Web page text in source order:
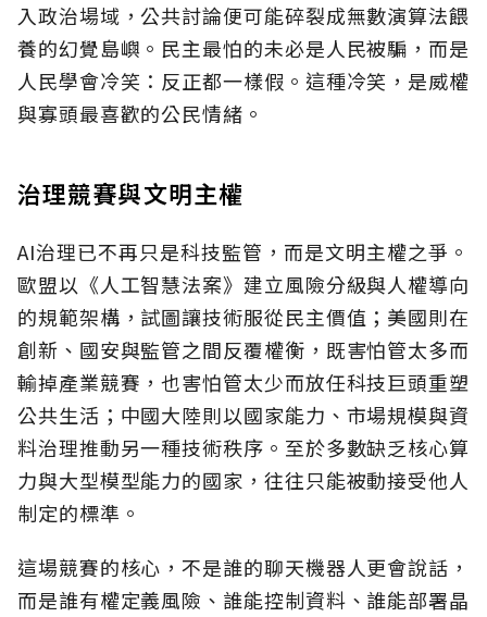
入政治場域，公共討論便可能碎裂成無數演算法餵
養的幻覺島嶼。民主最怕的未必是人民被騙，而是
人民學會冷笑：反正都一樣假。這種冷笑，是威權
與寡頭最喜歡的公民情緒。
治理競賽與文明主權
AI治理已不再只是科技監管，而是文明主權之爭。
歐盟以《人工智慧法案》建立風險分級與人權導向
的規範架構，試圖讓技術服從民主價值；美國則在
創新、國安與監管之間反覆權衡，既害怕管太多而
輸掉產業競賽，也害怕管太少而放任科技巨頭重塑
公共生活；中國大陸則以國家能力、市場規模與資
料治理推動另一種技術秩序。至於多數缺乏核心算
力與大型模型能力的國家，往往只能被動接受他人
制定的標準。
這場競賽的核心，不是誰的聊天機器人更會說話，
而是誰有權定義風險、誰能控制資料、誰能部署晶